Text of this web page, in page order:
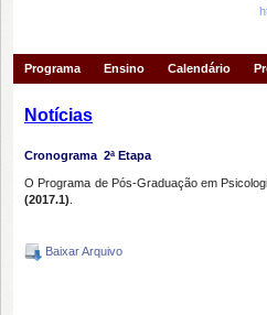
Programa Ensino Calendário
Notícias
Cronograma  2ª Etapa
O Programa de Pós-Graduação em
(2017.1)
Baixar Arquivo